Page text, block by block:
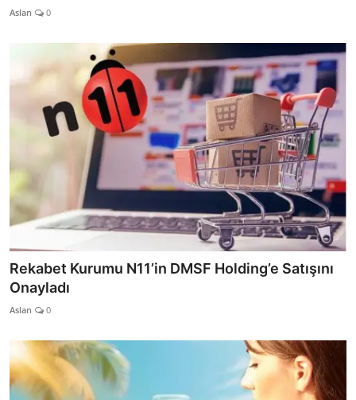
Aslan 0
Rekabet Kurumu N11’in DMSF Holding’e Satışını
Onayladı
Aslan 0